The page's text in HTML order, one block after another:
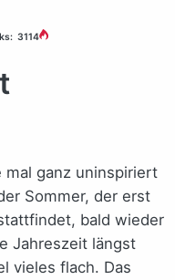
3114
mal ganz uninspiriert
Sommer, der erst
bald wieder
Jahreszeit längst
vieles flach. Das